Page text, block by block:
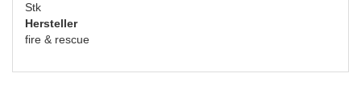
Stk
Hersteller
fire & rescue